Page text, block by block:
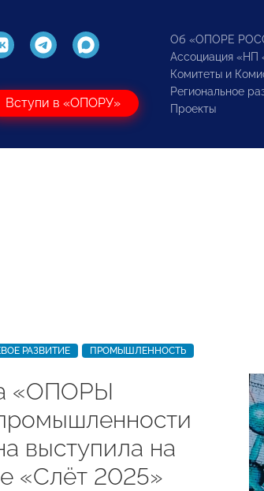
Вступи в «ОПОРУ»
Об «ОПОРЕ
Ассоциация
Комитеты и
Региональное
Проекты
РАЗВИТИЕ ПРОМЫШЛЕННОСТЬ
«ОПОРЫ
выступила на
«Слёт 2025»